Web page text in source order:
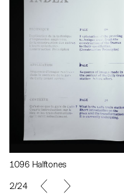
1096 Halftones
2/24